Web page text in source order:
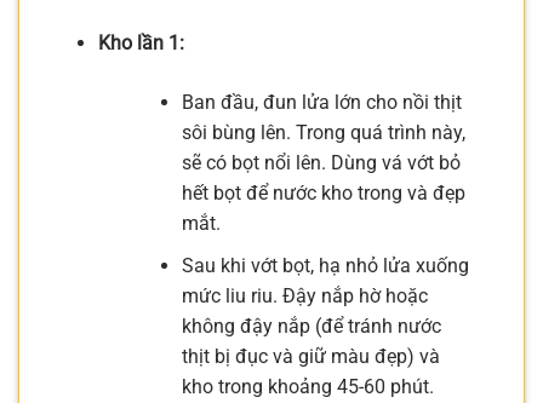
Kho lần 1:
Ban đầu, đun lửa lớn cho nồi thịt
sôi bùng lên. Trong quá trình này,
sẽ có bọt nổi lên. Dùng vá vớt bỏ
hết bọt để nước kho trong và đẹp
mắt.
Sau khi vớt bọt, hạ nhỏ lửa xuống
mức liu riu. Đậy nắp hờ hoặc
không đậy nắp (để tránh nước
thịt bị đục và giữ màu đẹp) và
kho trong khoảng 45-60 phút.